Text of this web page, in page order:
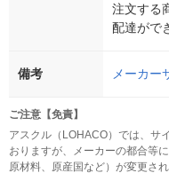
注文する
配達がで
備考 メーカー
ご注意【免責】
アスクル（LOHACO）では、サ
おりますが、メーカーの都合等
原材料、原産国など）が変更さ